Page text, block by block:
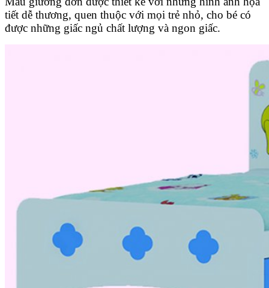
tiết dễ thương, quen thuộc với mọi trẻ nhỏ, cho bé có
được những giấc ngủ chất lượng và ngon giấc.